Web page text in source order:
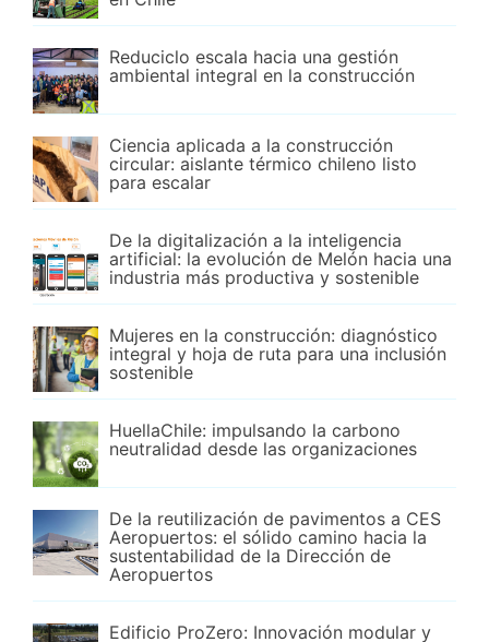
Reduciclo escala hacia una gestión
ambiental integral en la construcción
Ciencia aplicada a la construcción
circular: aislante térmico chileno listo
para escalar
De la digitalización a la inteligencia
artificial: la evolución de Melón hacia una
industria más productiva y sostenible
Mujeres en la construcción: diagnóstico
integral y hoja de ruta para una inclusión
sostenible
HuellaChile: impulsando la carbono
neutralidad desde las organizaciones
De la reutilización de pavimentos a CES
Aeropuertos: el sólido camino hacia la
sustentabilidad de la Dirección de
Aeropuertos
Edificio ProZero: Innovación modular y